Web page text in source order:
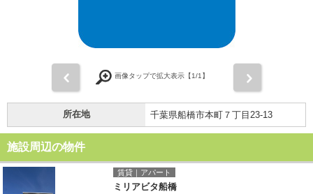
画像タップで拡大表示【1/1】
所在地 千葉県船橋市本町７丁目23-13
施設周辺の物件
賃貸｜アパート
ミリアビタ船橋